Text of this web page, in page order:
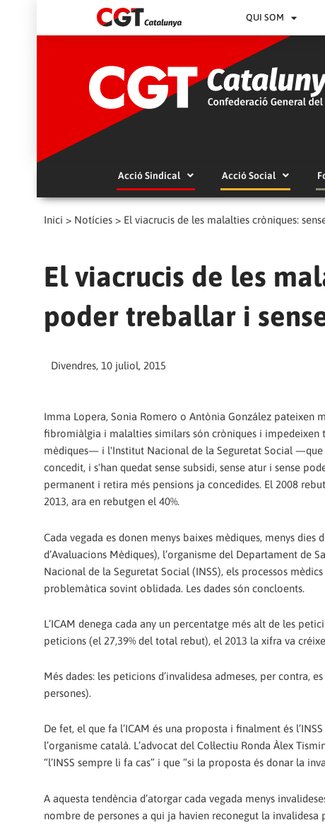
QUI SOM
Acció Sindical Acció Social
Inici > Notícies > El viacrucis de les malalties cròniques:
El viacrucis de les
poder treballar i
Divendres, 10 juliol, 2015
Imma Lopera, Sonia Romero o Antònia González pateixen
fibromiàlgia i malalties similars són cròniques i
mèdiques— i l'Institut Nacional de la Seguretat Social
concedit, i s'han quedat sense subsidi, sense atur i sense
permanent i retira més pensions ja concedides. El 2008
2013, ara en rebutgen el 40%.
Cada vegada es donen menys baixes mèdiques, menys dies
d’Avaluacions Mèdiques), l’organisme del Departament de
Nacional de la Seguretat Social (INSS), els processos
problemàtica sovint oblidada. Les dades són concloents.
L’ICAM denega cada any un percentatge més alt de les
peticions (el 27,39% del total rebut), el 2013 la xifra va
Més dades: les peticions d’invalidesa admeses, per contra,
persones).
De fet, el que fa l’ICAM és una proposta i finalment és
l’organisme català. L’advocat del Col·lectiu Ronda Àlex
“l’INSS sempre li fa cas” i que “si la proposta és donar la
A aquesta tendència d’atorgar cada vegada menys
nombre de persones a qui ja havien reconegut la invalidesa